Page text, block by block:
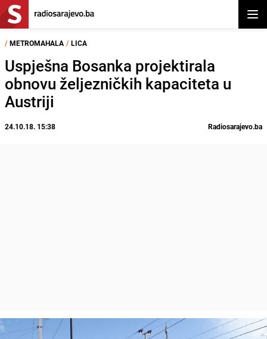
/ METROMAHALA / LICA
Uspješna Bosanka projektirala
obnovu željezničkih kapaciteta u
Austriji
24.10.18. 15:38 Radiosarajevo.ba